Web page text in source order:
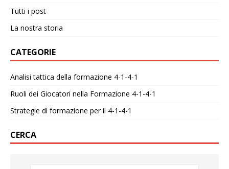
Tutti i post
La nostra storia
CATEGORIE
Analisi tattica della formazione 4-1-4-1
Ruoli dei Giocatori nella Formazione 4-1-4-1
Strategie di formazione per il 4-1-4-1
CERCA